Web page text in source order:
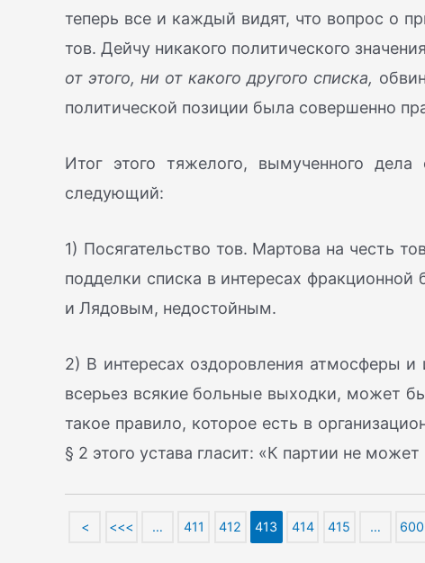
теперь все и каждый видят, что вопрос о
тов. Дейчу никакого политического
от этого, ни от какого другого списка,
политической позиции была совершенно
Итог этого тяжелого, вымученного
следующий:
1) Посягательство тов. Мартова на честь
подделки списка в интересах
и Лядовым, недостойным.
2) В интересах оздоровления атмосферы и
всерьез всякие больные выходки, может
такое правило, которое есть в
§ 2 этого устава гласит: «К партии не
< <<< … 411 412 413 414 415 … 600